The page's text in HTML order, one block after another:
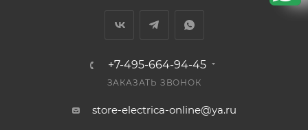
+7-495-664-94-45
ЗАКАЗАТЬ ЗВОНОК
store-electrica-online@ya.ru